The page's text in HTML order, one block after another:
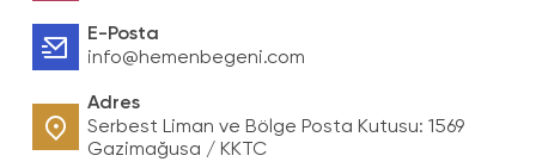
E-Posta
info@hemenbegeni.com
Adres
Serbest Liman ve Bölge Posta Kutusu: 1569
Gazimağusa / KKTC